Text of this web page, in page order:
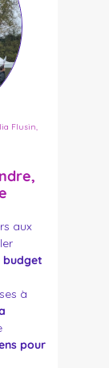
Flusin,
aux
à
pour